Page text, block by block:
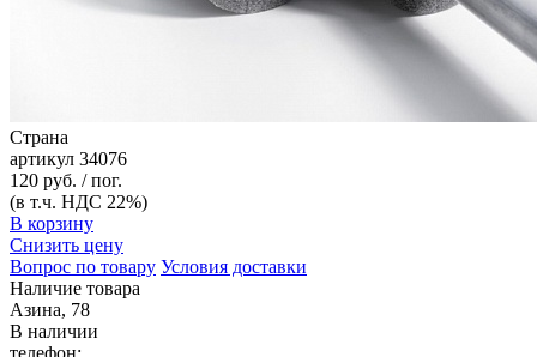
Страна
артикул 34076
120 руб. / пог.
(в т.ч. НДС 22%)
В корзину
Снизить цену
Вопрос по товару Условия доставки
Наличие товара
Азина, 78
В наличии